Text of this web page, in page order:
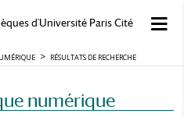
d'Université Paris Cité
RÉSULTATS DE RECHERCHE
numérique